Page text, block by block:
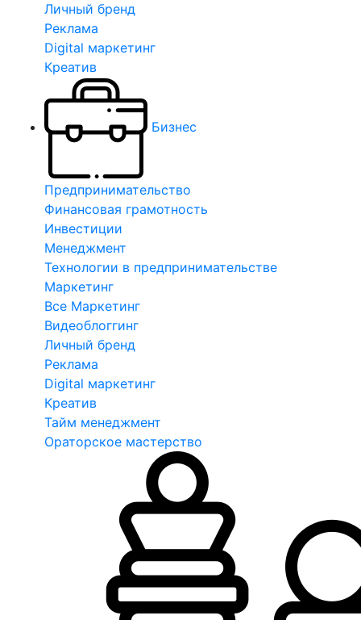
Личный бренд
Реклама
Digital маркетинг
Креатив
Бизнес
Предпринимательство
Финансовая грамотность
Инвестиции
Менеджмент
Технологии в предпринимательстве
Маркетинг
Все Маркетинг
Видеоблоггинг
Личный бренд
Реклама
Digital маркетинг
Креатив
Тайм менеджмент
Ораторское мастерство